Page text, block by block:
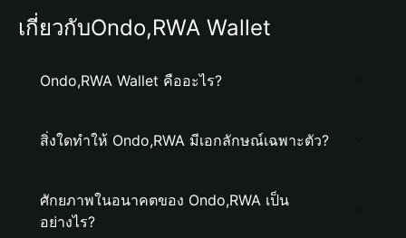
เกี่ยวกับOndo,RWA Wallet
Ondo,RWA Wallet คืออะไร?
สิ่งใดทำให้ Ondo,RWA มีเอกลักษณ์เฉพาะตัว?
ศักยภาพในอนาคตของ Ondo,RWA เป็น
อย่างไร?